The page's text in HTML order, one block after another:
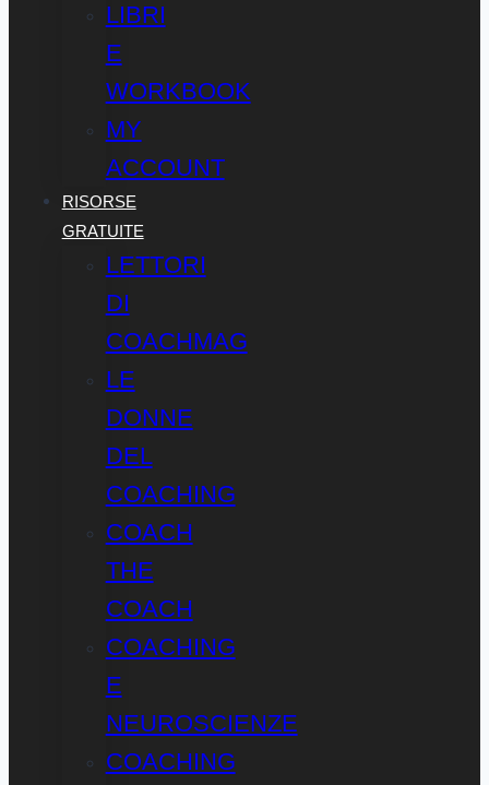
LIBRI
E
WORKBOOK
MY
ACCOUNT
RISORSE
GRATUITE
LETTORI
DI
COACHMAG
LE
DONNE
DEL
COACHING
COACH
THE
COACH
COACHING
E
NEUROSCIENZE
COACHING